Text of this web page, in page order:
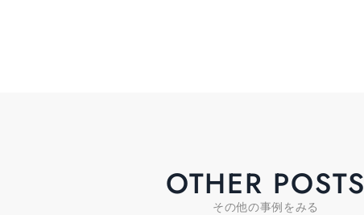
OTHER POSTS
その他の事例をみる